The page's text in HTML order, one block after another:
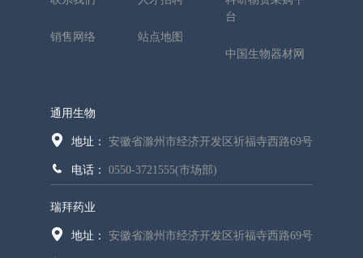
销售网络 站点地图
台
中国生物器材网
通用生物
地址： 安徽省滁州市经济开发区祈福寺西路69号
电话： 0550-3721555(市场部)
瑞拜药业
地址： 安徽省滁州市经济开发区祈福寺西路69号